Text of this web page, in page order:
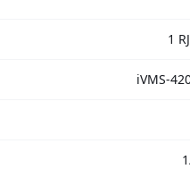
1
iVMS-